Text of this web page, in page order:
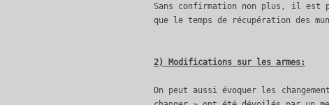
Sans confirmation non plus, il est
que le temps de récupération des
2) Modifications sur les armes:
On peut aussi évoquer les